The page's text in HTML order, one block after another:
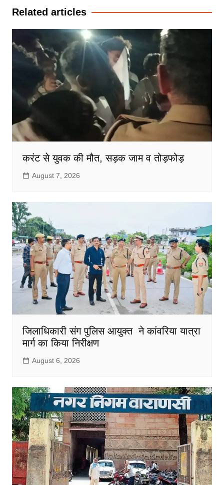
Related articles
करंट से युवक की मौत, सड़क जाम व तोड़फोड़
August 7, 2026
जिलाधिकारी संग पुलिस आयुक्त ने कांवरिया यात्रा
मार्ग का किया निरीक्षण
August 6, 2026